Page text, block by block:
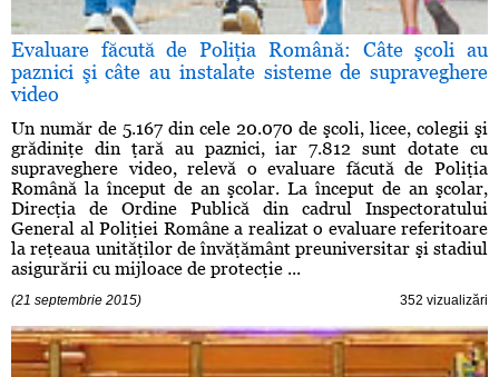
Evaluare făcută de Poliţia Română: Câte şcoli au
paznici şi câte au instalate sisteme de supraveghere
video
Un număr de 5.167 din cele 20.070 de şcoli, licee, colegii şi
grădiniţe din ţară au paznici, iar 7.812 sunt dotate cu
supraveghere video, relevă o evaluare făcută de Poliţia
Română la început de an şcolar. La început de an şcolar,
Direcţia de Ordine Publică din cadrul Inspectoratului
General al Poliţiei Române a realizat o evaluare referitoare
la reţeaua unităţilor de învăţământ preuniversitar şi stadiul
asigurării cu mijloace de protecţie ...
(21 septembrie 2015) 352 vizualizări